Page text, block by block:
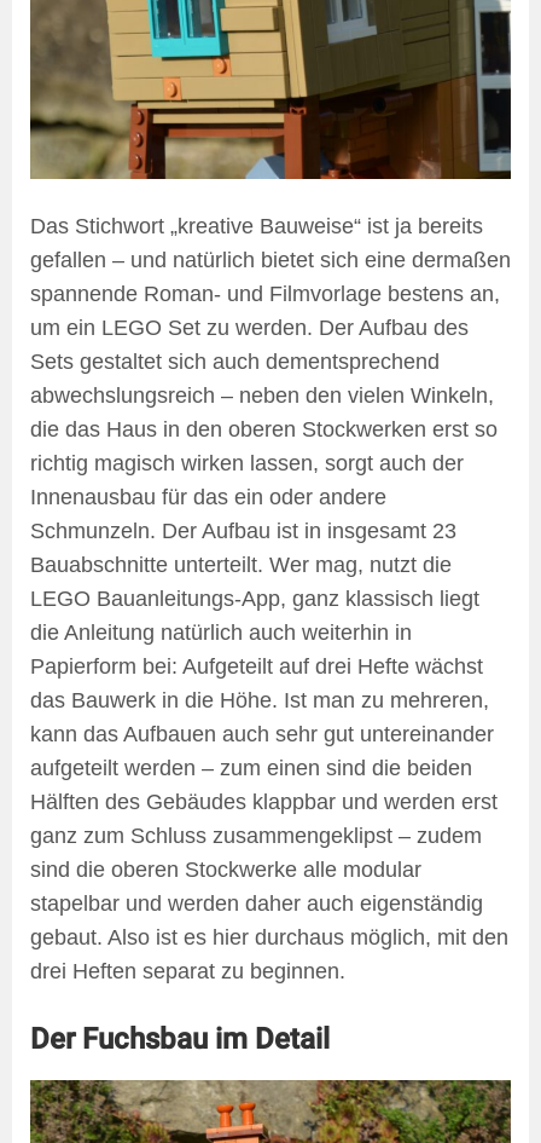
Das Stichwort „kreative Bauweise“ ist ja bereits
gefallen – und natürlich bietet sich eine dermaßen
spannende Roman- und Filmvorlage bestens an,
um ein LEGO Set zu werden. Der Aufbau des
Sets gestaltet sich auch dementsprechend
abwechslungsreich – neben den vielen Winkeln,
die das Haus in den oberen Stockwerken erst so
richtig magisch wirken lassen, sorgt auch der
Innenausbau für das ein oder andere
Schmunzeln. Der Aufbau ist in insgesamt 23
Bauabschnitte unterteilt. Wer mag, nutzt die
LEGO Bauanleitungs-App, ganz klassisch liegt
die Anleitung natürlich auch weiterhin in
Papierform bei: Aufgeteilt auf drei Hefte wächst
das Bauwerk in die Höhe. Ist man zu mehreren,
kann das Aufbauen auch sehr gut untereinander
aufgeteilt werden – zum einen sind die beiden
Hälften des Gebäudes klappbar und werden erst
ganz zum Schluss zusammengeklipst – zudem
sind die oberen Stockwerke alle modular
stapelbar und werden daher auch eigenständig
gebaut. Also ist es hier durchaus möglich, mit den
drei Heften separat zu beginnen.
Der Fuchsbau im Detail